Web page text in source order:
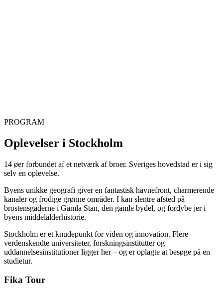
PROGRAM
Oplevelser i Stockholm
14 øer forbundet af et netværk af broer. Sveriges hovedstad er i sig
selv en oplevelse.
Byens unikke geografi giver en fantastisk havnefront, charmerende
kanaler og frodige grønne områder. I kan slentre afsted på
brostensgaderne i Gamla Stan, den gamle bydel, og fordybe jer i
byens middelalderhistorie.
Stockholm er et knudepunkt for viden og innovation. Flere
verdenskendte universiteter, forskningsinstitutter og
uddannelsesinstitutioner ligger her – og er oplagte at besøge på en
studietur.
Fika Tour